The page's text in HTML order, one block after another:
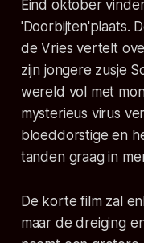
Eind oktober
'Doorbijten'plaats.
de Vries vertelt
zijn jongere zusje
wereld vol met
mysterieus virus
bloeddorstige en
tanden graag in
De korte film zal
maar de dreiging